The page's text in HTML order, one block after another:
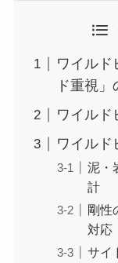
ワイルド
ド重視
ワイルド
ワイルド
泥・
計
剛性
対応
サイ